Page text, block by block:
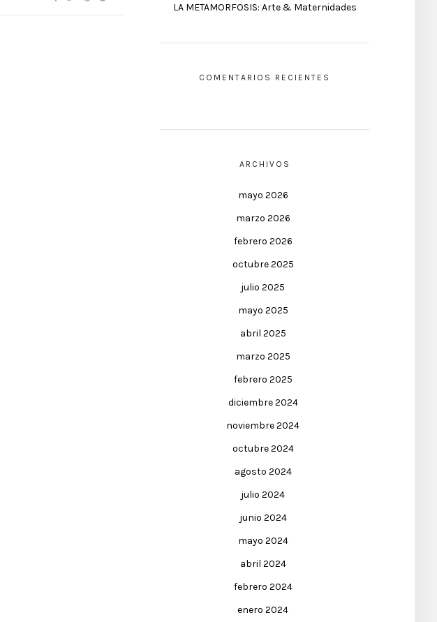
LA METAMORFOSIS: Arte & Maternidades
COMENTARIOS RECIENTES
ARCHIVOS
mayo 2026
marzo 2026
febrero 2026
octubre 2025
julio 2025
mayo 2025
abril 2025
marzo 2025
febrero 2025
diciembre 2024
noviembre 2024
octubre 2024
agosto 2024
julio 2024
junio 2024
mayo 2024
abril 2024
febrero 2024
enero 2024